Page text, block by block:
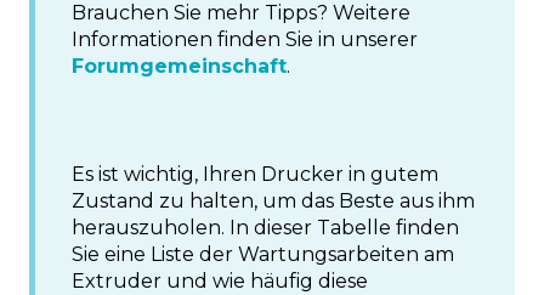
Brauchen Sie mehr Tipps? Weitere
Informationen finden Sie in unserer
Forumgemeinschaft.
Es ist wichtig, Ihren Drucker in gutem
Zustand zu halten, um das Beste aus ihm
herauszuholen. In dieser Tabelle finden
Sie eine Liste der Wartungsarbeiten am
Extruder und wie häufig diese